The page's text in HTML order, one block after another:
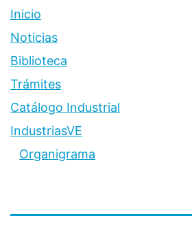
Inicio
Noticias
Biblioteca
Trámites
Catálogo Industrial
IndustriasVE
Organigrama